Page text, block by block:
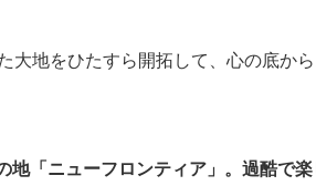
大地をひたすら開拓して、心の底から
地「ニューフロンティア」。過酷で